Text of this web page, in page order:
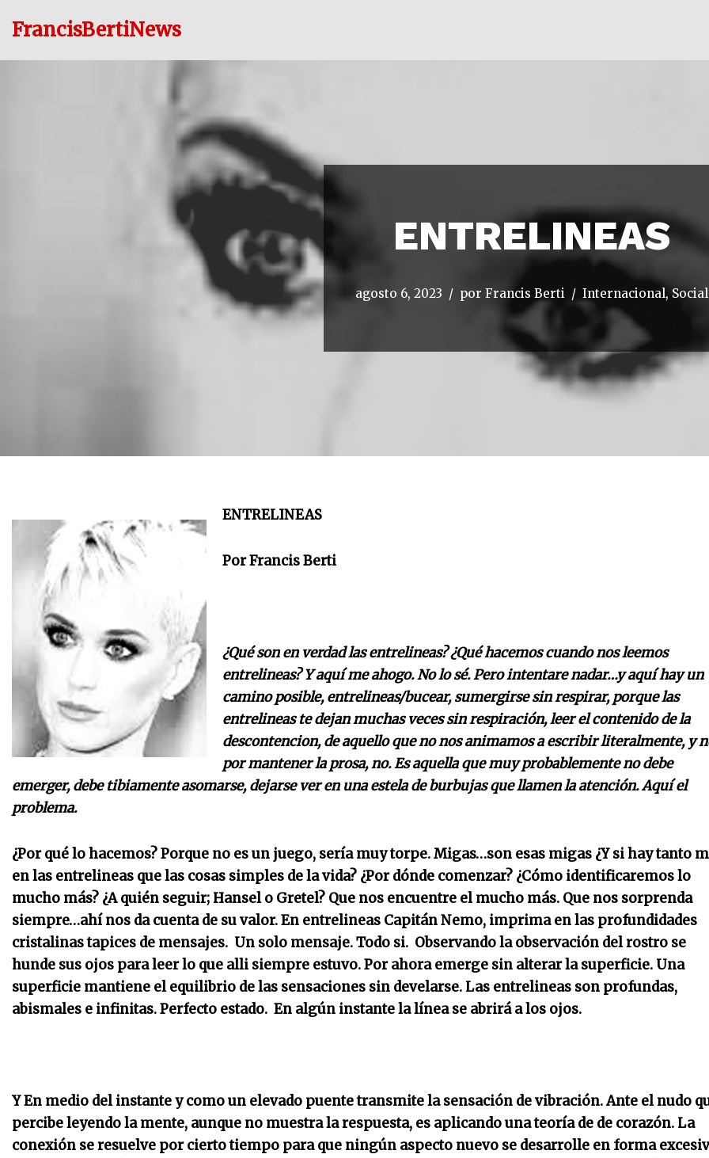
FrancisBertiNews
ENTRELINEAS
agosto 6, 2023 por Francis Berti Internacional, Social
ENTRELINEAS
Por Francis Berti
¿Qué son en verdad las entrelineas? ¿Qué hacemos cuando nos leemos
entrelineas? Y aquí me ahogo. No lo sé. Pero intentare nadar…y aquí hay un
camino posible, entrelineas/bucear, sumergirse sin respirar, porque las
entrelineas te dejan muchas veces sin respiración, leer el contenido de la
descontencion, de aquello que no nos animamos a escribir literalmente, y
por mantener la prosa, no. Es aquella que muy probablemente no debe
emerger, debe tibiamente asomarse, dejarse ver en una estela de burbujas que llamen la atención. Aquí el
problema.
¿Por qué lo hacemos? Porque no es un juego, sería muy torpe. Migas…son esas migas ¿Y si hay tanto
en las entrelineas que las cosas simples de la vida? ¿Por dónde comenzar? ¿Cómo identificaremos lo
mucho más? ¿A quién seguir; Hansel o Gretel? Que nos encuentre el mucho más. Que nos sorprenda
siempre…ahí nos da cuenta de su valor. En entrelineas Capitán Nemo, imprima en las profundidades
cristalinas tapices de mensajes. Un solo mensaje. Todo si. Observando la observación del rostro se
hunde sus ojos para leer lo que alli siempre estuvo. Por ahora emerge sin alterar la superficie. Una
superficie mantiene el equilibrio de las sensaciones sin develarse. Las entrelineas son profundas,
abismales e infinitas. Perfecto estado. En algún instante la línea se abrirá a los ojos.
Y En medio del instante y como un elevado puente transmite la sensación de vibración. Ante el nudo
percibe leyendo la mente, aunque no muestra la respuesta, es aplicando una teoría de de corazón. La
conexión se resuelve por cierto tiempo para que ningún aspecto nuevo se desarrolle en forma